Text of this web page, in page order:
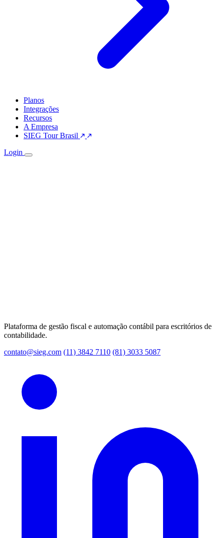
Planos
Integrações
Recursos
A Empresa
SIEG Tour Brasil
Login
Plataforma de gestão fiscal e automação contábil para escritórios de
contabilidade.
contato@sieg.com (11) 3842 7110 (81) 3033 5087